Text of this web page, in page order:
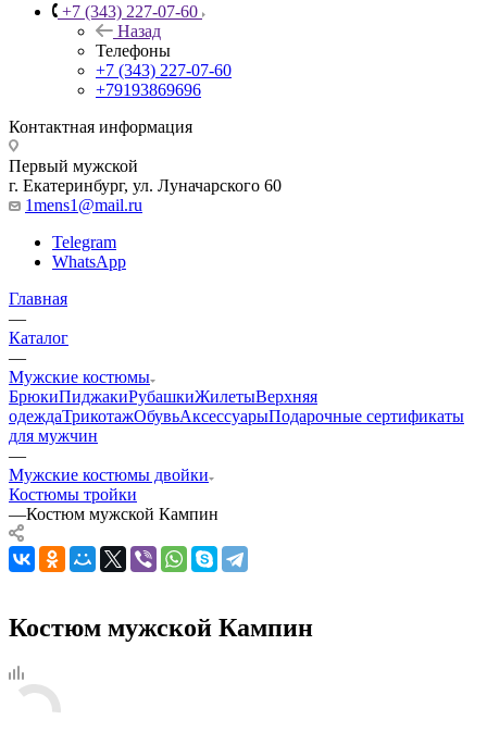
+7 (343) 227-07-60
Назад
Телефоны
+7 (343) 227-07-60
+79193869696
Контактная информация
Первый мужской
г. Екатеринбург, ул. Луначарского 60
1mens1@mail.ru
Telegram
WhatsApp
Главная
—
Каталог
—
Мужские костюмы
БрюкиПиджакиРубашкиЖилетыВерхняя
одеждаТрикотажОбувьАксессуарыПодарочные сертификаты
для мужчин
—
Мужские костюмы двойки
Костюмы тройки
—Костюм мужской Кампин
Костюм мужской Кампин